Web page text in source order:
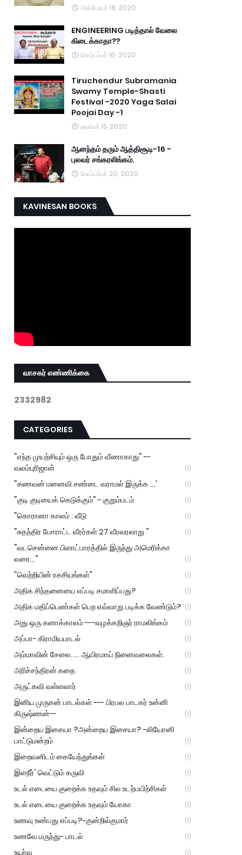
அக்டோபர் 18, 2020
ENGINEERING படித்தால் வேலை
கிடைக்காதா??
செப்டம்பர் 16, 2020
Tiruchendur Subramania
Swamy Temple-Shasti
Festival -2020 Yaga Salai
Poojai Day -1
நவம்பர் 15, 2020
ஆனந்தம் தரும் ஆத்திசூடி-16 -
புலவர் சங்கரலிங்கம்.
செப்டம்பர் 20, 2020
KAVINESAN BOOKS
வாசகர் எண்ணிக்கை
2332982
CATEGORIES
"எந்த முயற்சியும் ஒரு போதும் வீணாகாது" --
வலம்புரிஜான்
(1)
"கணவன் மனைவி சண்டை வராமல் இருக்க ...' (1)
"குடி குடியைக் கெடுக்கும்" - குறும்படம் (1)
"கொரானா காலம் : வீடு (1)
"சுதந்திர போராட்ட வீரர்கள் 27 வீரவரலாறு " (1)
"வடசென்னை பிளாட்பாரத்தில் இருந்து அமெரிக்கா
வரை..."
(1)
"வெற்றியின் ரகசியங்கள்" (1)
அதிக சிந்தனையை எப்படி சமாளிப்பது? (1)
அதிக மதிப்பெண்கள் பெற எவ்வாறு படிக்க வேண்டும்? (1)
அது ஒரு கனாக்காலம் ---வழக்கறிஞர் ராமலிங்கம் (1)
அப்பா- கிராமியபாடல் (1)
அம்மாவின் சேலை..... ஆயிரமாய் நினைவலைகள். (1)
அரிச்சந்திரன் கதை (1)
அருட்கவி வள்ளலார் (1)
இனிய முருகன் பாடல்கள் --- பிரபல பாடகர் உன்னி
கிருஷ்ணன்--
(1)
இன்றைய இசையா ?அன்றைய இசையா? -லியோனி
பாட்டுமன்றம்
(1)
இறைவனிடம் கையேந்துங்கள் (1)
இளநீர்' வெட்டும் கருவி (1)
உடல் எடையை குறைக்க உதவும் சில உடற்பயிற்சிகள் (1)
உடல் எடையை குறைக்க உதவும் யோகா (1)
உணவு உண்பது எப்படி?-குன்றில்குமார் (1)
உணவே மருந்து- பாடல் (1)
உயர்வு (1)